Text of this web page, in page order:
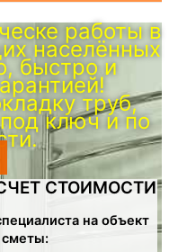
работы в
населённых
быстро и
труб,
ключ и по
СТОИМОСТИ
на объект
сметы: